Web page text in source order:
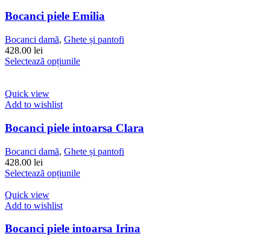
Opțiunile
fi
alese
pagina
Bocanci piele Emilia
Bocanci damă, Ghete și pantofi
428.00 lei
Selectează opțiunileAcest
Opțiunile
pot
fi
alese
pagina
Quick view
Add to wishlist
Bocanci piele intoarsa Clara
Bocanci damă, Ghete și pantofi
428.00 lei
Selectează opțiunileAcest
variații.
Quick view
Add to wishlist
Bocanci piele intoarsa Irina